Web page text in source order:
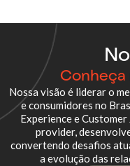
Conheça
Nossa visão é liderar o
e consumidores no
Experience e
provider,
convertendo desafios
a evolução das